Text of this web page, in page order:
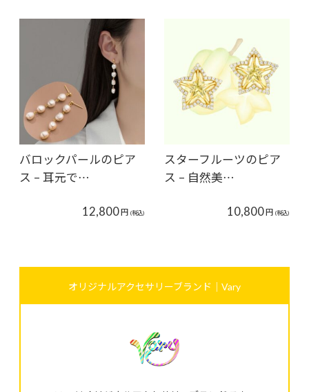
バロックパールのピア
ス – 耳元で…
12,800円 (税込)
スターフルーツのピア
ス – 自然美…
10,800円 (税込)
オリジナルアクセサリーブランド｜Vary